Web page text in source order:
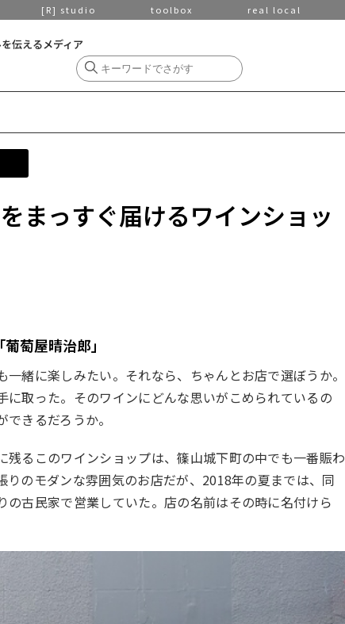
[R] studio toolbox real local
伝えるメディア
まっすぐ届けるワインショッ
萄屋晴治郎」
緒に楽しみたい。それなら、ちゃんとお店で選ぼうか。
取った。そのワインにどんな思いがこめられているの
きるだろうか。
るこのワインショップは、篠山城下町の中でも一番賑わ
のモダンな雰囲気のお店だが、 2018年の夏までは、同
の古民家で営業していた。店の名前はその時に名付けら